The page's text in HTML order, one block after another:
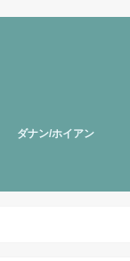
ダナン/ホイアン